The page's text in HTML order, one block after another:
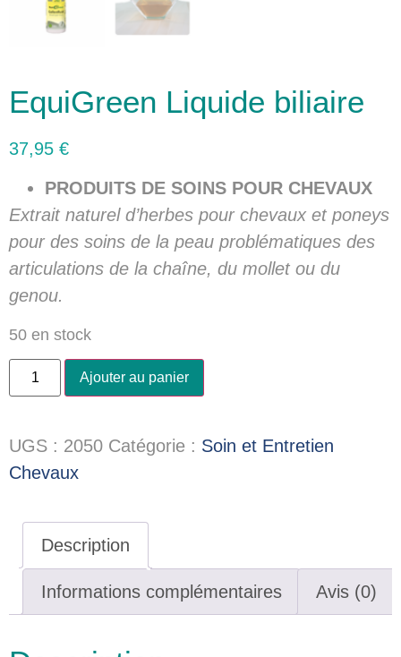
EquiGreen Liquide biliaire
37,95 €
PRODUITS DE SOINS POUR CHEVAUX
Extrait naturel d’herbes pour chevaux et poneys
pour des soins de la peau problématiques des
articulations de la chaîne, du mollet ou du
genou.
50 en stock
Ajouter au panier
UGS : 2050 Catégorie : Soin et Entretien
Chevaux
Description
Informations complémentaires Avis (0)